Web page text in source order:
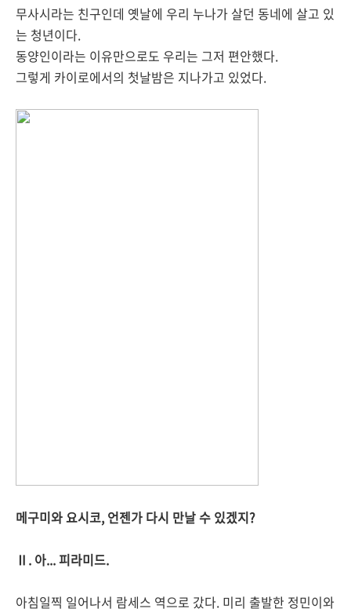
무사시라는 친구인데 옛날에 우리 누나가 살던 동네에 살고 있
는 청년이다.
동양인이라는 이유만으로도 우리는 그저 편안했다.
그렇게 카이로에서의 첫날밤은 지나가고 있었다.
메구미와 요시코, 언젠가 다시 만날 수 있겠지?
Ⅱ. 아... 피라미드.
아침일찍 일어나서 람세스 역으로 갔다. 미리 출발한 정민이와